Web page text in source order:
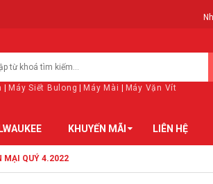
Máy Siết Bulong Máy Mài Máy Vặn Vít
KHUYẾN MÃI LIÊN HỆ
MẠI QUÝ 4.2022